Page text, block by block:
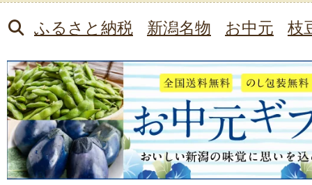
ふるさと納税 新潟名物 お中元 枝